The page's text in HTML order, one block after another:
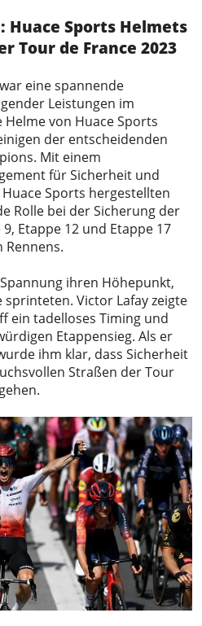
Huace Sports Helmets
Tour de France 2023
eine spannende
Leistungen im
von Huace Sports
der entscheidenden
Mit einem
für Sicherheit und
Sports hergestellten
Rolle bei der Sicherung der
Etappe 12 und Etappe 17
ihren Höhepunkt,
sprinteten. Victor Lafay zeigte
ein tadelloses Timing und
Etappensieg. Als er
ihm klar, dass Sicherheit
Straßen der Tour